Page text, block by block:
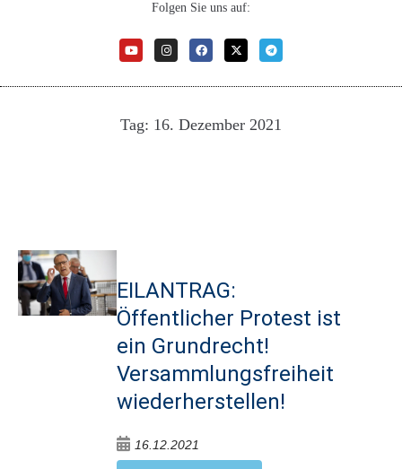
Folgen Sie uns auf:
Tag: 16. Dezember 2021
EILANTRAG:
Öffentlicher Protest ist
ein Grundrecht!
Versammlungsfreiheit
wiederherstellen!
16.12.2021